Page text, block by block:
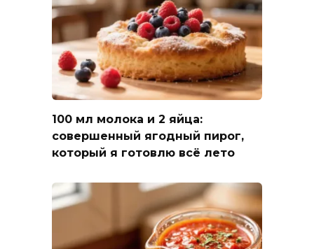
100 мл молока и 2 яйца:
совершенный ягодный пирог,
который я готовлю всё лето